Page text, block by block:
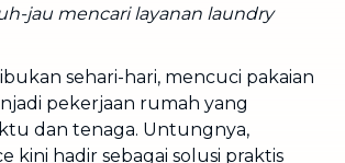
jau mencari layanan laundry
sehari-hari, mencuci pakaian
pekerjaan rumah yang
dan tenaga. Untungnya,
kini hadir sebagai solusi praktis